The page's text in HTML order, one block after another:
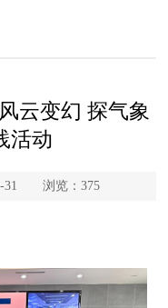
云变幻 探气象
活动
31 浏览： 375